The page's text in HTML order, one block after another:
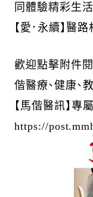
同體驗精彩生活
【愛．永續】 醫路
歡迎點擊附件
偕醫療、健康、
【馬偕醫訊】專
https://